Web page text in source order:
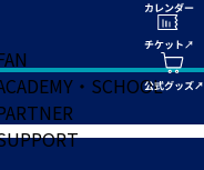
・SCHOOL